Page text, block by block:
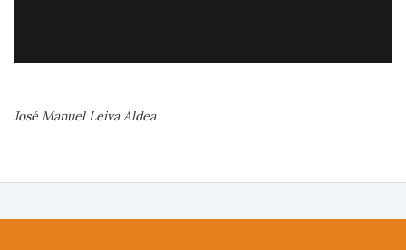
José Manuel Leiva Aldea